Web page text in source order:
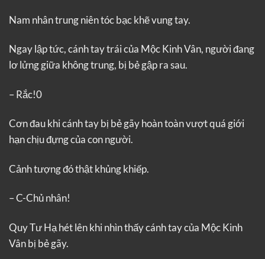
Nam nhân trung niên tóc bạc khẽ vung tay.
Ngay lập tức, cánh tay trái của Mộc Kinh Vân, người đang
lơ lửng giữa không trung, bị bẻ gập ra sau.
– Rắc!0
Cơn đau khi cánh tay bị bẻ gãy hoàn toàn vượt quá giới
hạn chịu đựng của con người.
Cảnh tượng đó thật khủng khiếp.
– C-Chủ nhân!
Quy Tư Hạ hét lên khi nhìn thấy cánh tay của Mộc Kinh
Vân bị bẻ gãy.